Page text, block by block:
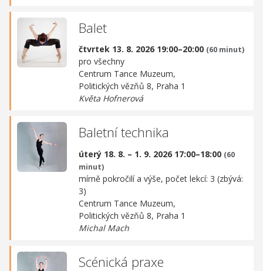
Balet
čtvrtek 13. 8. 2026 19:00–20:00 (60 minut)
pro všechny
Centrum Tance Muzeum,
Politických vězňů 8, Praha 1
Květa Hofnerová
Baletní technika
úterý 18. 8. – 1. 9. 2026 17:00–18:00 (60
minut)
mírně pokročilí a výše, počet lekcí: 3 (zbývá:
3)
Centrum Tance Muzeum,
Politických vězňů 8, Praha 1
Michal Mach
Scénická praxe